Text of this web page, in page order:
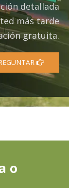
detallada
más tarde
gratuita.
o